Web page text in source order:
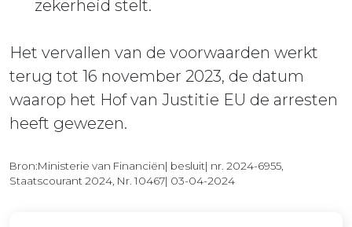
zekerheid stelt.
Het vervallen van de voorwaarden werkt
terug tot 16 november 2023, de datum
waarop het Hof van Justitie EU de arresten
heeft gewezen.
Bron:Ministerie van Financiën| besluit| nr. 2024-6955,
Staatscourant 2024, Nr. 10467| 03-04-2024